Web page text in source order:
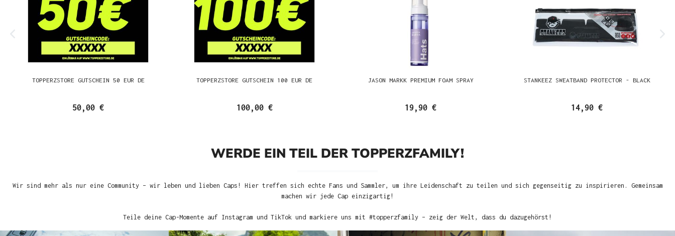
TOPPERZSTORE GUTSCHEIN 50 EUR DE
50,00 €
TOPPERZSTORE GUTSCHEIN 100 EUR DE
100,00 €
JASON MARKK PREMIUM FOAM SPRAY
19,90 €
STANKEEZ SWEATBAND PROTECTOR - BLACK
14,90 €
WERDE EIN TEIL DER TOPPERZFAMILY!
Wir sind mehr als nur eine Community – wir leben und lieben Caps! Hier treffen sich echte Fans und Sammler, um ihre Leidenschaft zu teilen und sich gegenseitig zu inspirieren. Gemeinsam
machen wir jede Cap einzigartig!
Teile deine Cap-Momente auf Instagram und TikTok und markiere uns mit #topperzfamily – zeig der Welt, dass du dazugehörst!